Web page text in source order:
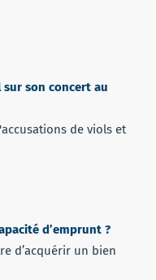
sur son concert au
de viols et
d’emprunt ?
d’acquérir un bien